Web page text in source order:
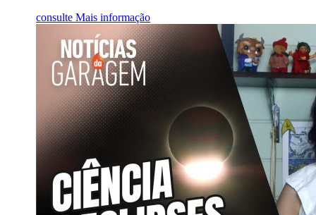
consulte Mais informação